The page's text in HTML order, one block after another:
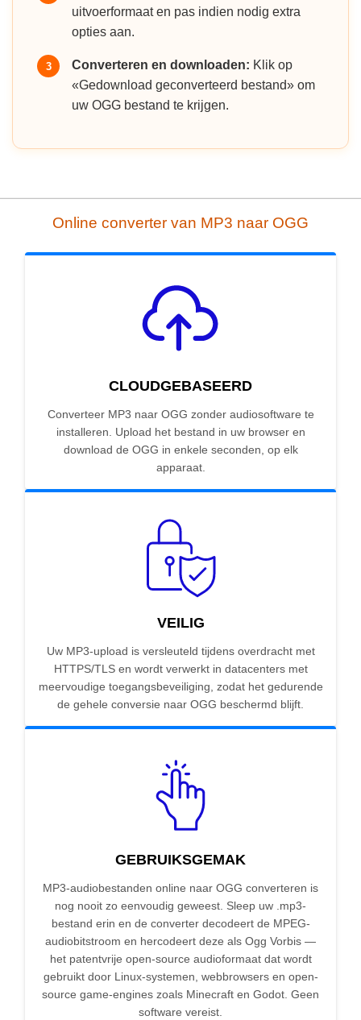
uitvoerformaat en pas indien nodig extra
opties aan.
3 Converteren en downloaden: Klik op
«Gedownload geconverteerd bestand» om
uw OGG bestand te krijgen.
Online converter van MP3 naar OGG
CLOUDGEBASEERD
Converteer MP3 naar OGG zonder audiosoftware te
installeren. Upload het bestand in uw browser en
download de OGG in enkele seconden, op elk
apparaat.
VEILIG
Uw MP3-upload is versleuteld tijdens overdracht met
HTTPS/TLS en wordt verwerkt in datacenters met
meervoudige toegangsbeveiliging, zodat het gedurende
de gehele conversie naar OGG beschermd blijft.
GEBRUIKSGEMAK
MP3-audiobestanden online naar OGG converteren is
nog nooit zo eenvoudig geweest. Sleep uw .mp3-
bestand erin en de converter decodeert de MPEG-
audiobitstroom en hercodеert deze als Ogg Vorbis —
het patentvrije open-source audioformaat dat wordt
gebruikt door Linux-systemen, webbrowsers en open-
source game-engines zoals Minecraft en Godot. Geen
software vereist.